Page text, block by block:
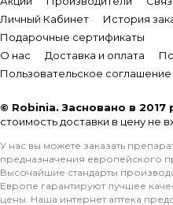
Личный Кабинет
История
Подарочные сертификаты
О нас
Доставка и оплата
Пользовательское соглашение
© Robinia. Засновано в 2017
стоимость доставки в цену не
У нас вы можете заказать
предназначения европейского
Высочайшие стандарты
Европе гарантируют лучшее
цены. Наша интернет аптека